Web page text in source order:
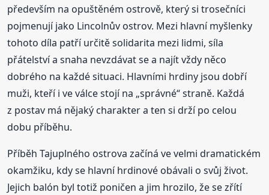
především na opuštěném ostrově, který si trosečníci
pojmenují jako Lincolnův ostrov. Mezi hlavní myšlenky
tohoto díla patří určitě solidarita mezi lidmi, síla
přátelství a snaha nevzdávat se a najít vždy něco
dobrého na každé situaci. Hlavními hrdiny jsou dobří
muži, kteří i ve válce stojí na „správné“ straně. Každá
z postav má nějaký charakter a ten si drží po celou
dobu příběhu.
Příběh Tajuplného ostrova začíná ve velmi dramatickém
okamžiku, kdy se hlavní hrdinové obávali o svůj život.
Jejich balón byl totiž poničen a jim hrozilo, že se zřítí